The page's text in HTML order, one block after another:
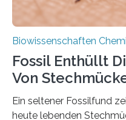
Biowissenschaften
Fossil Enthüllt
Von
Ein seltener Fossilfund
heute lebenden